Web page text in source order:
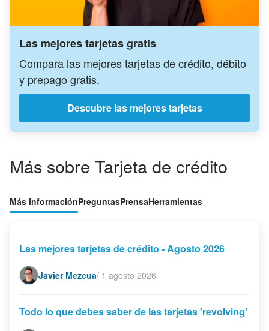
Las mejores tarjetas gratis
Compara las mejores tarjetas de crédito, débito
y prepago gratis.
Descubre las mejores tarjetas
Más sobre Tarjeta de crédito
Más informaciónPreguntasPrensaHerramientas
Las mejores tarjetas de crédito - Agosto 2026
Javier Mezcua/ 1 agosto 2026
Todo lo que debes saber de las tarjetas 'revolving'